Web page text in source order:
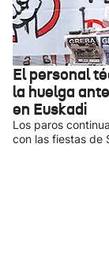
El personal
la huelga
en Euskadi
Los paros
con las fiestas de